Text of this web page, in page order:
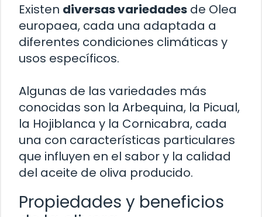
Existen diversas variedades de Olea
europaea, cada una adaptada a
diferentes condiciones climáticas y
usos específicos.
Algunas de las variedades más
conocidas son la Arbequina, la Picual,
la Hojiblanca y la Cornicabra, cada
una con características particulares
que influyen en el sabor y la calidad
del aceite de oliva producido.
Propiedades y beneficios